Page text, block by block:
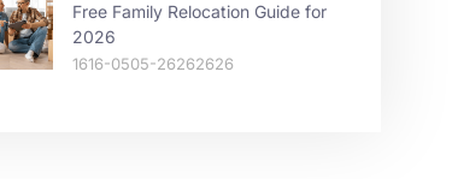
Free Family Relocation Guide for
2026
1616-0505-26262626